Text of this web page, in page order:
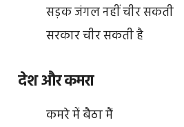
सड़क जंगल नहीं चीर सकती
सरकार चीर सकती है
देश और कमरा
कमरे में बैठा मैं